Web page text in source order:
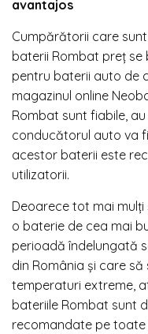
avantajos
Cumpărătorii care
baterii Rombat preţ se
pentru baterii auto de
magazinul online
Rombat sunt fiabile,
conducătorul auto va
acestor baterii este
utilizatorii.
Deoarece tot mai mulţi
o baterie de cea mai
perioadă îndelungată
din România şi care
temperaturi extreme,
bateriile Rombat sunt
recomandate pe toate